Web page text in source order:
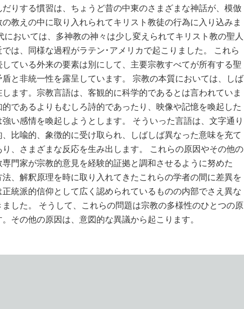
りする慣習は、ちょうど昔の中東のさまざまな神話が、模倣
教えの中に取り入れられてキリスト教徒の行為に入り込みま
においては、多神教の神々は少し変えられてキリスト教の聖人
は、同様な過程がラテン･アメリカで起こりました。 これら
ている外来の要素は別にして、主要宗教すべてが所有する聖
と非統一性を露呈しています。 宗教の本質においては、しば
ます。宗教言語は、客観的に科学的であるとは言われていま
であるよりもむしろ詩的であったり、映像や記憶を喚起した
い感情を喚起しようとします。 そういった言語は、文字通り
比喩的、象徴的に受け取られ、しばしば異なった意味を充て
り、さまざまな反応を生み出します。 これらの原因やその他の
門家が宗教的意見を経験的証拠と調和させるように努めた
、解釈原理を時に取り入れてきたこれらの学者の間に差異を
統派的信仰として広く認められているものの内部でさえ異な
した。 そうして、これらの問題は宗教の多様性のひとつの原
その他の原因は、意図的な異議から起こります。